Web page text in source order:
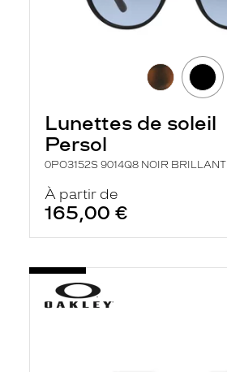
Lunettes de soleil
Persol
0PO3152S 9014Q8 NOIR BRILLANT
À partir de
165,00 €